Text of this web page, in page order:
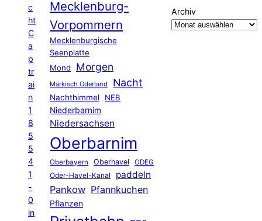
c
ht
C
a
p
tr
ai
n
1
8
5
5
4
1
-
0
in
Mecklenburg-
Vorpommern
Mecklenburgische
Seenplatte
Mond
Morgen
Märkisch Oderland Nacht
Nachthimmel
NEB
Niederbarnim
Niedersachsen
Oberbarnim
Oberbayern Oberhavel ODEG
Oder-Havel-Kanal paddeln
Pankow Pfannkuchen
Pflanzen
Archiv